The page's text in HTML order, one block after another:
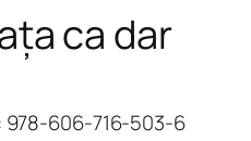
ca dar
978-606-716-503-6